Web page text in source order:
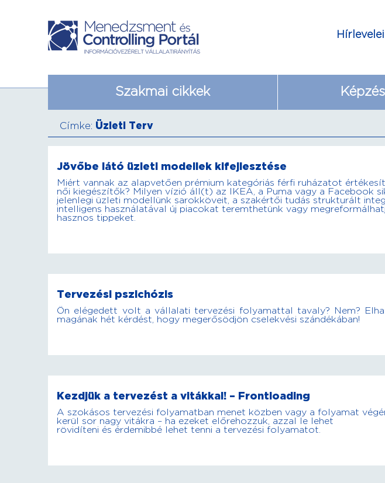
Szakmai cikkek
Címke: Üzleti Terv
Jövőbe látó üzleti modellek kifejlesztése
Miért vannak az alapvetően prémium kategóriás férfi ruházatot
női kiegészítők? Milyen vízió áll(t) az IKEA, a Puma vagy a Facebook
jelenlegi üzleti modellünk sarokköveit, a szakértői tudás strukturált
intelligens használatával új piacokat teremthetünk vagy
hasznos tippeket.
Tervezési pszichózis
Ön elégedett volt a vállalati tervezési folyamattal tavaly? Nem?
magának hét kérdést, hogy megerősödjön cselekvési szándékában!
Kezdjük a tervezést a vitákkal! – Frontloading
A szokásos tervezési folyamatban menet közben vagy a folyamat
kerül sor nagy vitákra – ha ezeket előrehozzuk, azzal le lehet
rövidíteni és érdemibbé lehet tenni a tervezési folyamatot.